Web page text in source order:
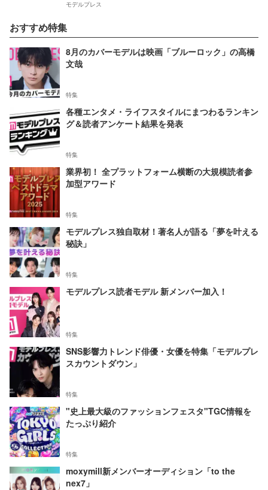
モデルプレス
おすすめ特集
8月のカバーモデルは映画「ブルーロック」の高橋
文哉
特集
各種エンタメ・ライフスタイルにまつわるランキン
グ＆読者アンケート結果を発表
特集
業界初！ 全プラットフォーム横断の大規模読者参
加型アワード
特集
モデルプレス独自取材！著名人が語る「夢を叶える
秘訣」
特集
モデルプレス読者モデル 新メンバー加入！
特集
SNS影響力トレンド俳優・女優を特集「モデルプレ
スカウントダウン」
特集
"史上最大級のファッションフェスタ"TGC情報を
たっぷり紹介
特集
moxymill新メンバーオーディション「to the
nex7」